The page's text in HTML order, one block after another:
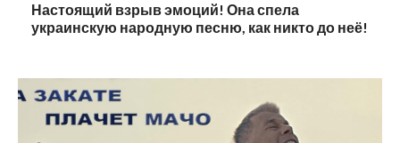
Настоящий взрыв эмоций! Она спела
украинскую народную песню, как никто до неё!